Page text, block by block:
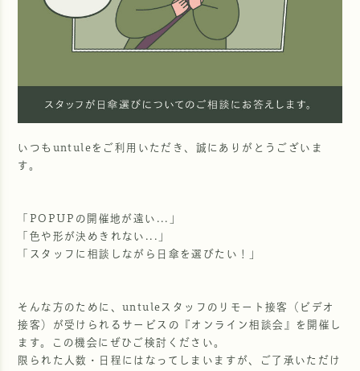
いつもuntuleをご利用いただき、誠にありがとうございま
す。
「POPUPの開催地が遠い...」
「色や形が決めきれない...」
「スタッフに相談しながら日傘を選びたい！」
そんな方のために、untuleスタッフのリモート接客（ビデオ
接客）が受けられるサービスの『オンライン相談会』を開催し
ます。この機会にぜひご検討ください。
限られた人数・日程にはなってしまいますが、ご了承いただけ